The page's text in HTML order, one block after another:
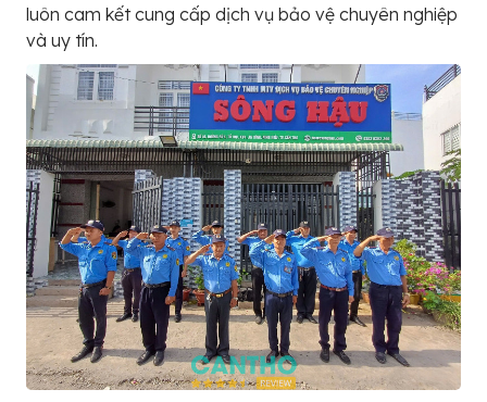
luôn cam kết cung cấp dịch vụ bảo vệ chuyên nghiệp
và uy tín.